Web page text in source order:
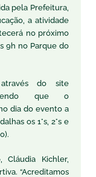
pela Prefeitura,
a atividade
no próximo
9h no Parque do
do site
que o
dia do evento a
os 1°s, 2°s e
Cláudia Kichler,
“Acreditamos